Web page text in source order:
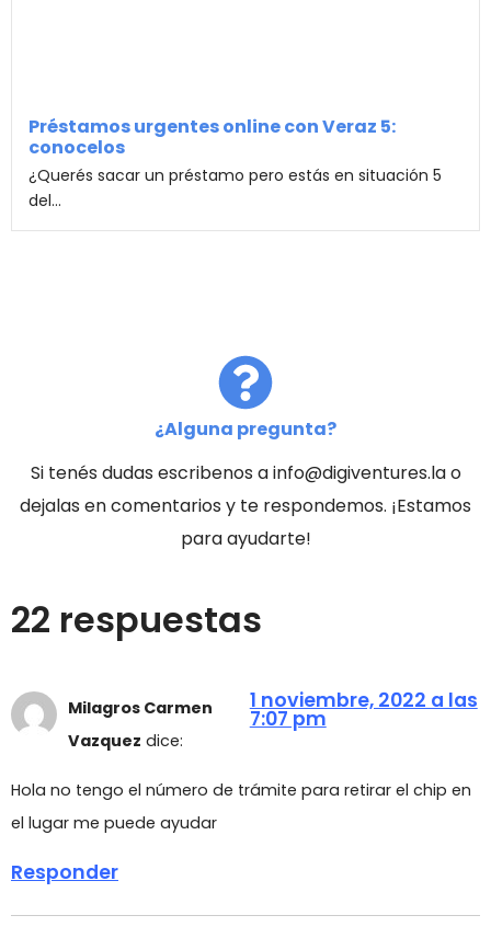
Préstamos urgentes online con Veraz 5:
conocelos
¿Querés sacar un préstamo pero estás en situación 5
del...
¿Alguna pregunta?
Si tenés dudas escribenos a info@digiventures.la o
dejalas en comentarios y te respondemos. ¡Estamos
para ayudarte!
22 respuestas
Milagros Carmen
Vazquez dice:
1 noviembre, 2022 a las
7:07 pm
Hola no tengo el número de trámite para retirar el chip en
el lugar me puede ayudar
Responder